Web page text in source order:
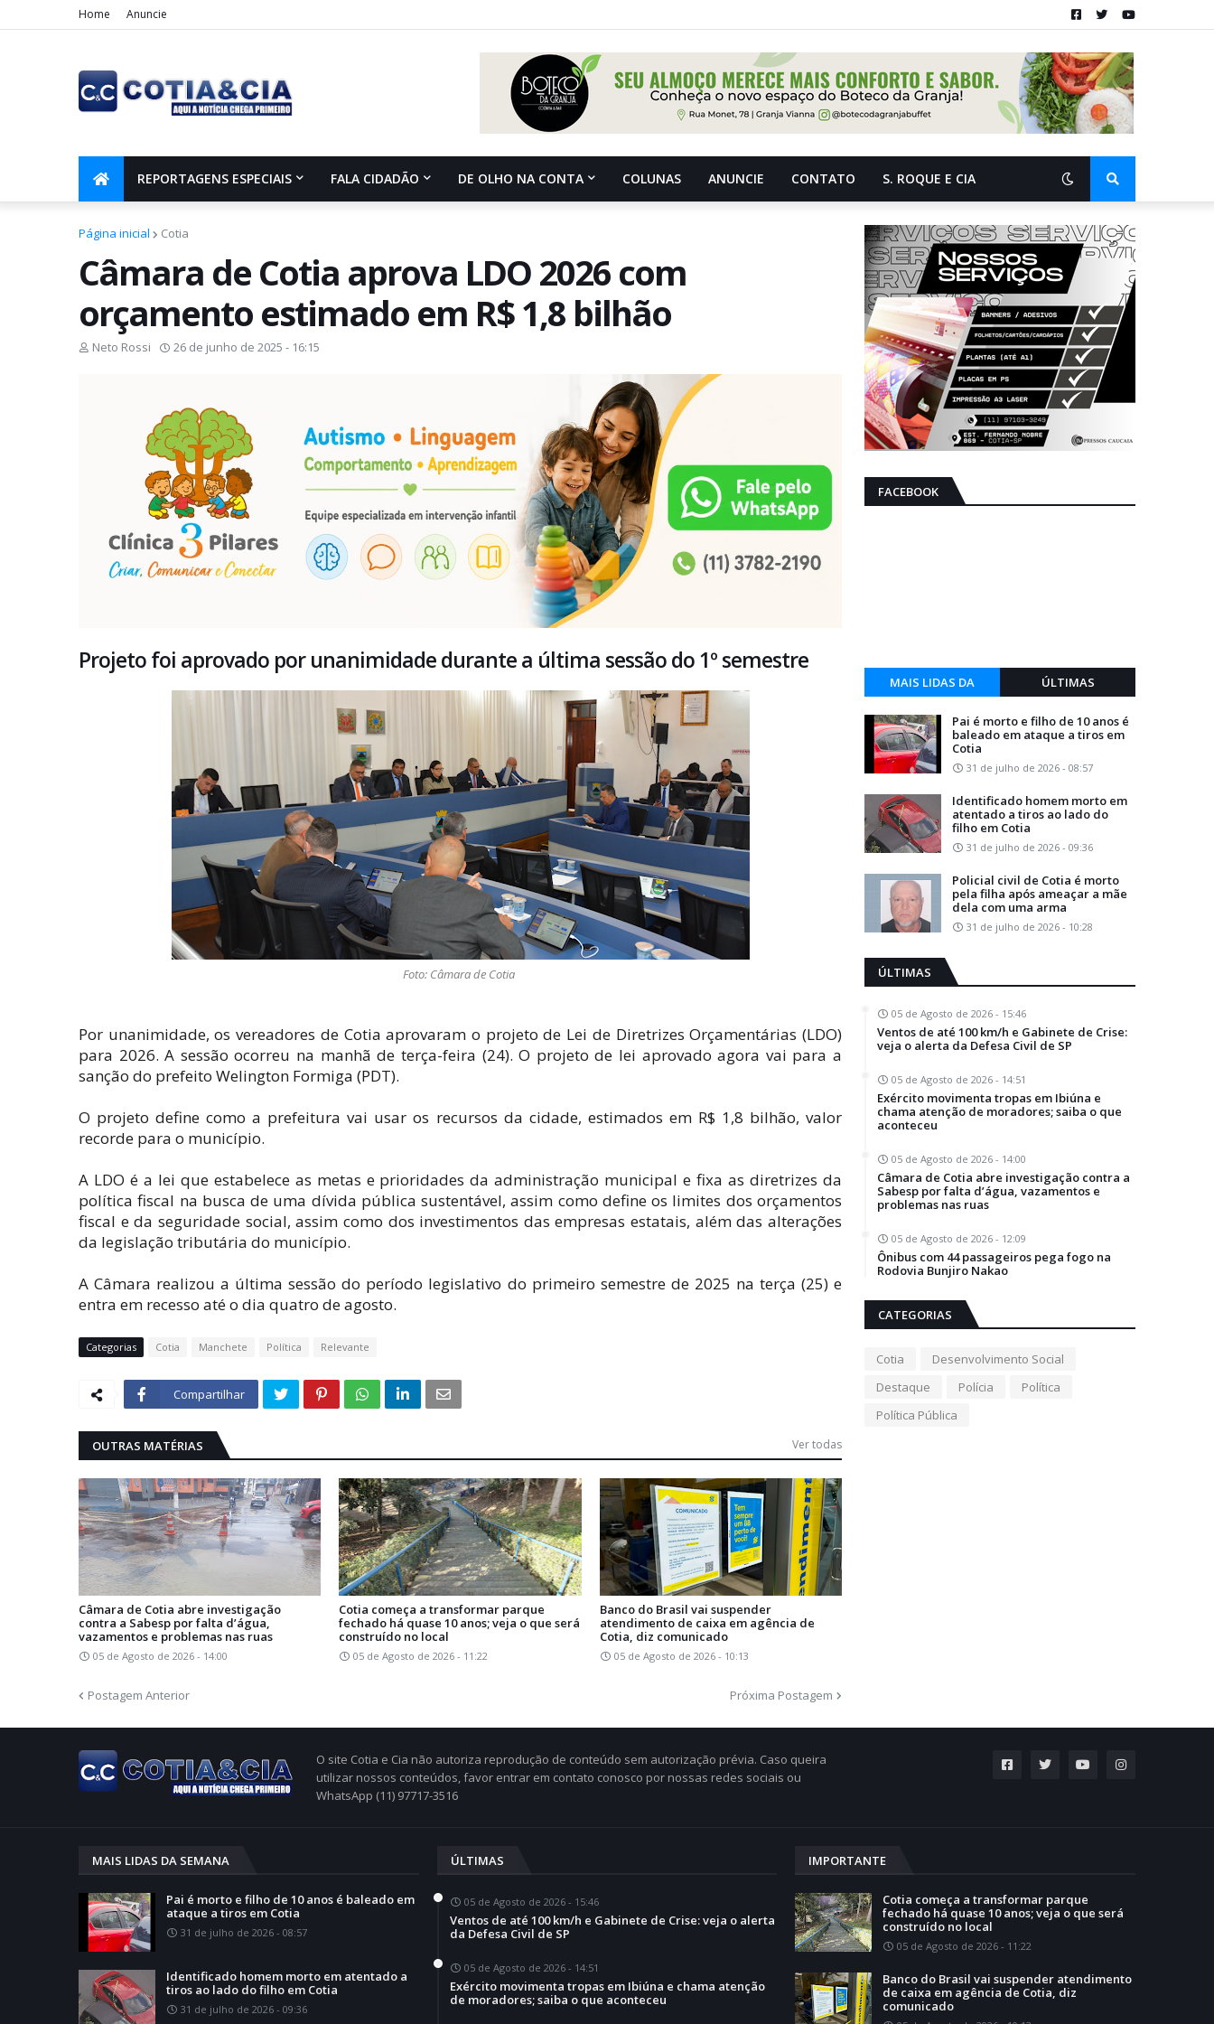
Home Anuncie
REPORTAGENS ESPECIAIS FALA CIDADÃO DE OLHO NA CONTA COLUNAS ANUNCIE CONTATO S. ROQUE E CIA
Página inicial Cotia
Câmara de Cotia aprova LDO 2026 com
orçamento estimado em R$ 1,8 bilhão
Neto Rossi 26 de junho de 2025 - 16:15
Projeto foi aprovado por unanimidade durante a última sessão do 1º semestre
Foto: Câmara de Cotia
Por unanimidade, os vereadores de Cotia aprovaram o projeto de Lei de Diretrizes Orçamentárias (LDO)
para 2026. A sessão ocorreu na manhã de terça-feira (24). O projeto de lei aprovado agora vai para a
sanção do prefeito Welington Formiga (PDT).
O projeto define como a prefeitura vai usar os recursos da cidade, estimados em R$ 1,8 bilhão, valor
recorde para o município.
A LDO é a lei que estabelece as metas e prioridades da administração municipal e fixa as diretrizes da
política fiscal na busca de uma dívida pública sustentável, assim como define os limites dos orçamentos
fiscal e da seguridade social, assim como dos investimentos das empresas estatais, além das alterações
da legislação tributária do município.
A Câmara realizou a última sessão do período legislativo do primeiro semestre de 2025 na terça (25) e
entra em recesso até o dia quatro de agosto.
Categorias Cotia Manchete Política Relevante
Compartilhar
OUTRAS MATÉRIAS Ver todas
Câmara de Cotia abre investigação
contra a Sabesp por falta d’água,
vazamentos e problemas nas ruas
05 de Agosto de 2026 - 14:00
Cotia começa a transformar parque
fechado há quase 10 anos; veja o que será
construído no local
05 de Agosto de 2026 - 11:22
Banco do Brasil vai suspender
atendimento de caixa em agência de
Cotia, diz comunicado
05 de Agosto de 2026 - 10:13
Postagem Anterior Próxima Postagem
FACEBOOK
MAIS LIDAS DA
SEMANA
ÚLTIMAS
Pai é morto e filho de 10 anos é
baleado em ataque a tiros em
Cotia
31 de julho de 2026 - 08:57
Identificado homem morto em
atentado a tiros ao lado do
filho em Cotia
31 de julho de 2026 - 09:36
Policial civil de Cotia é morto
pela filha após ameaçar a mãe
dela com uma arma
31 de julho de 2026 - 10:28
ÚLTIMAS
05 de Agosto de 2026 - 15:46
Ventos de até 100 km/h e Gabinete de Crise:
veja o alerta da Defesa Civil de SP
05 de Agosto de 2026 - 14:51
Exército movimenta tropas em Ibiúna e
chama atenção de moradores; saiba o que
aconteceu
05 de Agosto de 2026 - 14:00
Câmara de Cotia abre investigação contra a
Sabesp por falta d’água, vazamentos e
problemas nas ruas
05 de Agosto de 2026 - 12:09
Ônibus com 44 passageiros pega fogo na
Rodovia Bunjiro Nakao
CATEGORIAS
Cotia
Desenvolvimento Social
Destaque
Polícia
Política
Política Pública
O site Cotia e Cia não autoriza reprodução de conteúdo sem autorização prévia. Caso queira
utilizar nossos conteúdos, favor entrar em contato conosco por nossas redes sociais ou
WhatsApp (11) 97717-3516
MAIS LIDAS DA SEMANA
Pai é morto e filho de 10 anos é baleado em
ataque a tiros em Cotia
31 de julho de 2026 - 08:57
Identificado homem morto em atentado a
tiros ao lado do filho em Cotia
31 de julho de 2026 - 09:36
ÚLTIMAS
05 de Agosto de 2026 - 15:46
Ventos de até 100 km/h e Gabinete de Crise: veja o alerta
da Defesa Civil de SP
05 de Agosto de 2026 - 14:51
Exército movimenta tropas em Ibiúna e chama atenção
de moradores; saiba o que aconteceu
IMPORTANTE
Cotia começa a transformar parque
fechado há quase 10 anos; veja o que será
construído no local
05 de Agosto de 2026 - 11:22
Banco do Brasil vai suspender atendimento
de caixa em agência de Cotia, diz
comunicado